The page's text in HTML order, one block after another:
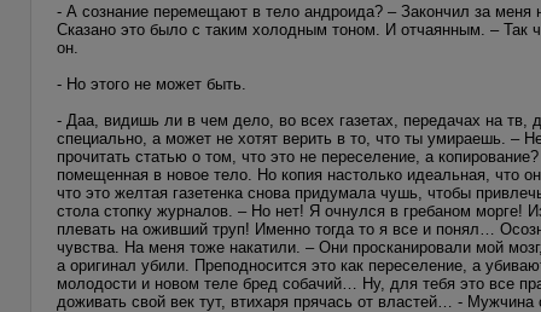
- А сознание перемещают в тело андроида? – Закончил за меня
Сказано это было с таким холодным тоном. И отчаянным. –
он.
- Но этого не может быть.
- Даа, видишь ли в чем дело, во всех газетах, передачах на
специально, а может не хотят верить в то, что ты умираешь. –
прочитать статью о том, что это не переселение, а
помещенная в новое тело. Но копия настолько идеальная, что
что это желтая газетенка снова придумала чушь, чтобы
стола стопку журналов. – Но нет! Я очнулся в гребаном морге!
плевать на оживший труп! Именно тогда то я все и понял…
чувства. На меня тоже накатили. – Они просканировали мой
а оригинал убили. Преподносится это как переселение, а
молодости и новом теле бред собачий… Ну, для тебя это все
доживать свой век тут, втихаря прячась от властей… -